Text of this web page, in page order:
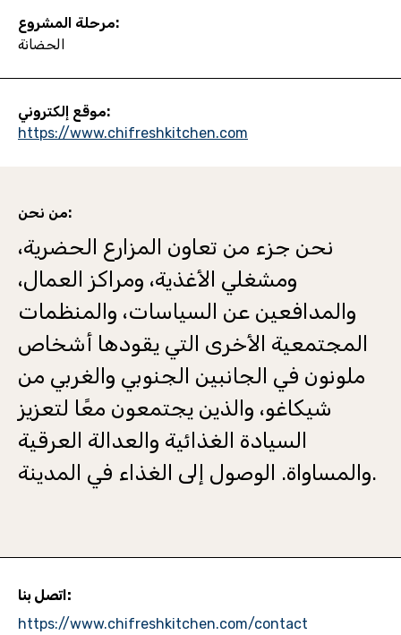
مرحلة المشروع:
الحضانة
موقع إلكتروني:
https://www.chifreshkitchen.com
من نحن:
نحن جزء من تعاون المزارع الحضرية،
ومشغلي الأغذية، ومراكز العمال،
والمدافعين عن السياسات، والمنظمات
المجتمعية الأخرى التي يقودها أشخاص
ملونون في الجانبين الجنوبي والغربي من
شيكاغو، والذين يجتمعون معًا لتعزيز
السيادة الغذائية والعدالة العرقية
والمساواة. الوصول إلى الغذاء في المدينة.
اتصل بنا:
https://www.chifreshkitchen.com/contact